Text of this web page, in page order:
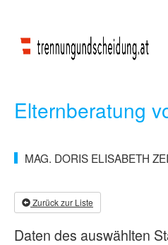
Elternberatung
MAG. DORIS ELISABETH
Zurück zur Liste
Daten des auswählten